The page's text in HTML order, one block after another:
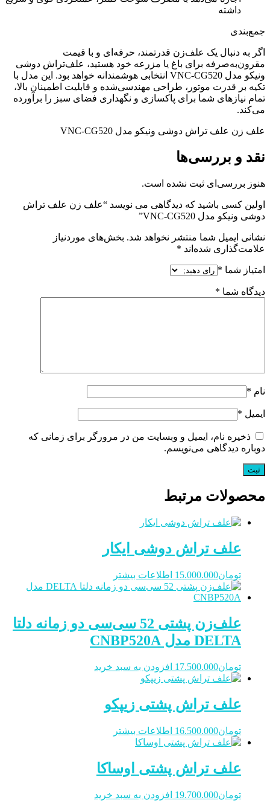
داشته
جمع‌بندی
اگر به دنبال یک علف‌زن قدرتمند، حرفه‌ای و با قیمت
مقرون‌به‌صرفه برای باغ یا مزرعه خود هستید، علف‌تراش دوشی
ونیکو مدل VNC-CG520 انتخابی هوشمندانه خواهد بود. این مدل با
تکیه بر قدرت موتور، طراحی مهندسی‌شده و قابلیت اطمینان بالا،
تمام نیازهای شما برای پاکسازی و نگهداری فضای سبز را برآورده
می‌کند.
علف زن علف تراش دوشی ونیکو مدل VNC-CG520
نقد و بررسی‌ها
هنوز بررسی‌ای ثبت نشده است.
اولین کسی باشید که دیدگاهی می نویسد “علف زن علف تراش
دوشی ونیکو مدل VNC-CG520”
نشانی ایمیل شما منتشر نخواهد شد. بخش‌های موردنیاز
علامت‌گذاری شده‌اند *
امتیاز شما *
دیدگاه شما *
نام *
ایمیل *
ذخیره نام، ایمیل و وبسایت من در مرورگر برای زمانی که
دوباره دیدگاهی می‌نویسم.
محصولات مرتبط
علف تراش دوشی ایکار
تومان15.000.000 اطلاعات بیشتر
علف‌زن پشتی 52 سی‌سی دو زمانه دلتا
DELTA مدل CNBP520A
تومان17.500.000 افزودن به سبد خرید
علف تراش پشتی زیپکو
تومان16.500.000 اطلاعات بیشتر
علف تراش پشتی اوساکا
تومان19.700.000 افزودن به سبد خرید